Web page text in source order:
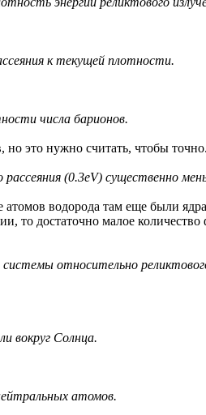
к текущей плотности.
числа барионов.
это нужно считать, чтобы точно.
(0.3eV) существенно
водорода там еще были
то достаточно малое
относительно
вокруг Солнца.
атомов.